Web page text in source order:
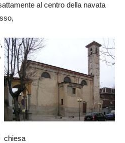
al centro della navata
chiesa